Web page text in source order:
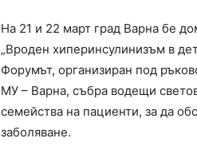
На 21 и 22 март град Варна бе
„Вроден хиперинсулинизъм в
Форумът, организиран под
МУ – Варна, събра водещи
семейства на пациенти, за да
заболяване.